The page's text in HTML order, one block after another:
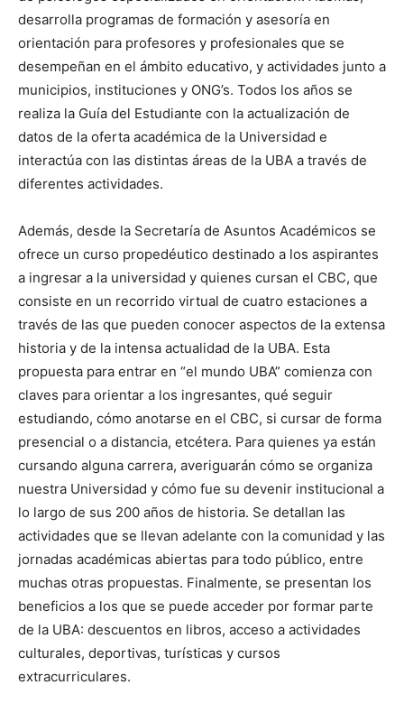
desarrolla programas de formación y asesoría en
orientación para profesores y profesionales que se
desempeñan en el ámbito educativo, y actividades junto a
municipios, instituciones y ONG’s. Todos los años se
realiza la Guía del Estudiante con la actualización de
datos de la oferta académica de la Universidad e
interactúa con las distintas áreas de la UBA a través de
diferentes actividades.
Además, desde la Secretaría de Asuntos Académicos se
ofrece un curso propedéutico destinado a los aspirantes
a ingresar a la universidad y quienes cursan el CBC, que
consiste en un recorrido virtual de cuatro estaciones a
través de las que pueden conocer aspectos de la extensa
historia y de la intensa actualidad de la UBA. Esta
propuesta para entrar en “el mundo UBA” comienza con
claves para orientar a los ingresantes, qué seguir
estudiando, cómo anotarse en el CBC, si cursar de forma
presencial o a distancia, etcétera. Para quienes ya están
cursando alguna carrera, averiguarán cómo se organiza
nuestra Universidad y cómo fue su devenir institucional a
lo largo de sus 200 años de historia. Se detallan las
actividades que se llevan adelante con la comunidad y las
jornadas académicas abiertas para todo público, entre
muchas otras propuestas. Finalmente, se presentan los
beneficios a los que se puede acceder por formar parte
de la UBA: descuentos en libros, acceso a actividades
culturales, deportivas, turísticas y cursos
extracurriculares.